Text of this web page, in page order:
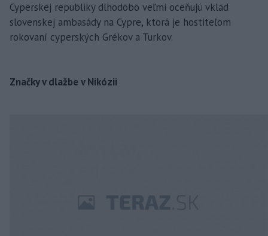
Cyperskej republiky dlhodobo veľmi oceňujú vklad
slovenskej ambasády na Cypre, ktorá je hostiteľom
rokovaní cyperských Grékov a Turkov.
Značky v dlažbe v Nikózii